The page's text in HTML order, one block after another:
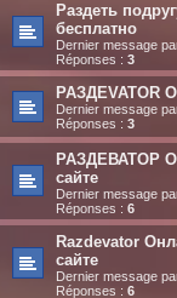
Раздеть
бесплатно
Dernier message
Réponses : 3
РАЗДЕVATOR
Dernier message
Réponses : 3
РАЗДЕВАТОР
сайте
Dernier message
Réponses : 6
Razdevator
сайте
Dernier message
Réponses : 6